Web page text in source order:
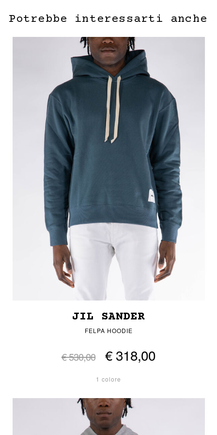
Potrebbe interessarti anche
JIL SANDER
FELPA HOODIE
€ 530,00 € 318,00
1 colore